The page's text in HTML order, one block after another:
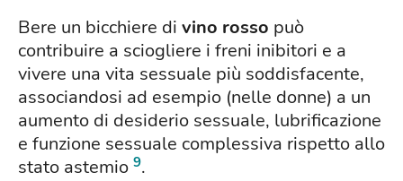
Bere un bicchiere di vino rosso può
contribuire a sciogliere i freni inibitori e a
vivere una vita sessuale più soddisfacente,
associandosi ad esempio (nelle donne) a un
aumento di desiderio sessuale, lubrificazione
e funzione sessuale complessiva rispetto allo
stato astemio 9.